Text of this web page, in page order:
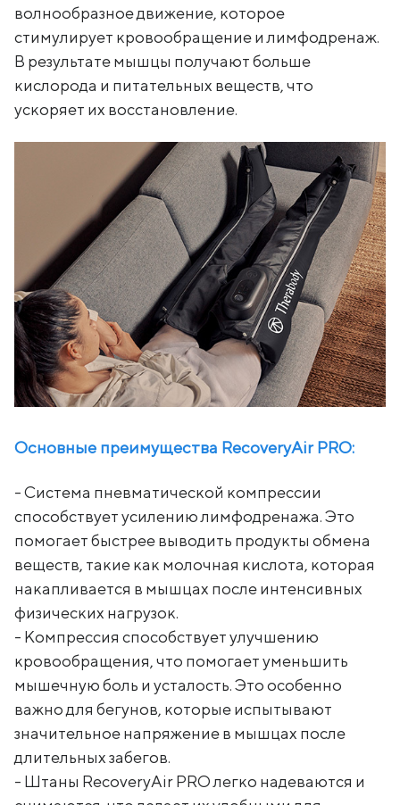
волнообразное движение, которое
стимулирует кровообращение и лимфодренаж.
В результате мышцы получают больше
кислорода и питательных веществ, что
ускоряет их восстановление.
Основные преимущества RecoveryAir PRO:
- Система пневматической компрессии
способствует усилению лимфодренажа. Это
помогает быстрее выводить продукты обмена
веществ, такие как молочная кислота, которая
накапливается в мышцах после интенсивных
физических нагрузок.
- Компрессия способствует улучшению
кровообращения, что помогает уменьшить
мышечную боль и усталость. Это особенно
важно для бегунов, которые испытывают
значительное напряжение в мышцах после
длительных забегов.
- Штаны RecoveryAir PRO легко надеваются и